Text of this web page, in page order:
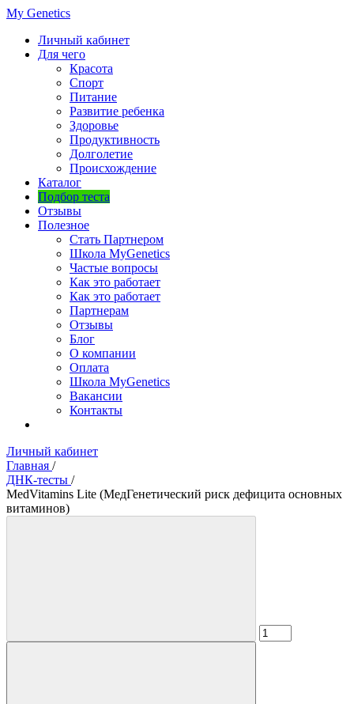
My Genetics
Личный кабинет
Для чего
Красота
Спорт
Питание
Развитие ребенка
Здоровье
Продуктивность
Долголетие
Происхождение
Каталог
Подбор теста
Отзывы
Полезное
Стать Партнером
Школа MyGenetics
Частые вопросы
Как это работает
Как это работает
Партнерам
Отзывы
Блог
О компании
Оплата
Школа MyGenetics
Вакансии
Контакты
Личный кабинет
Главная /
ДНК-тесты /
MedVitamins Lite (МедГенетический риск дефицита основных
витаминов)